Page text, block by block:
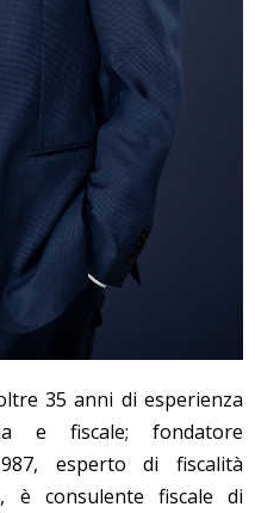
35 anni di esperienza
e fiscale; fondatore
esperto di fiscalità
è consulente fiscale di